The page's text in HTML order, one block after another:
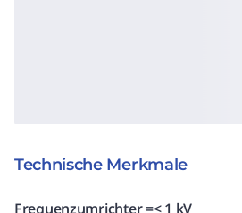
Technische Merkmale
Frequenzumrichter =< 1 kV